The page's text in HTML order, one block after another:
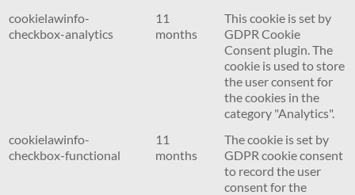
cookielawinfo-
checkbox-analytics
11
months
This cookie is set by
GDPR Cookie
Consent plugin. The
cookie is used to store
the user consent for
the cookies in the
category "Analytics".
cookielawinfo-
checkbox-functional
11
months
The cookie is set by
GDPR cookie consent
to record the user
consent for the